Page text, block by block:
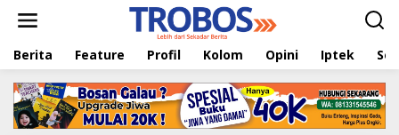
t
Berita Feature Profil Kolom Opini Iptek